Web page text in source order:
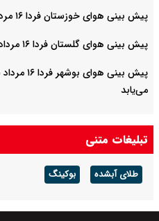
پیش بینی هوای خوزستان فردا ۱۶ مرداد ۱۴۰۵/ هوای گرم ماندگار است
پیش بینی هوای گلستان فردا ۱۶ مرداد ۱۴۰۵/ وزش باد و رگبار پراکنده
می‌یابد
تبلیغات متنی
طلای آبشده بوکینگ